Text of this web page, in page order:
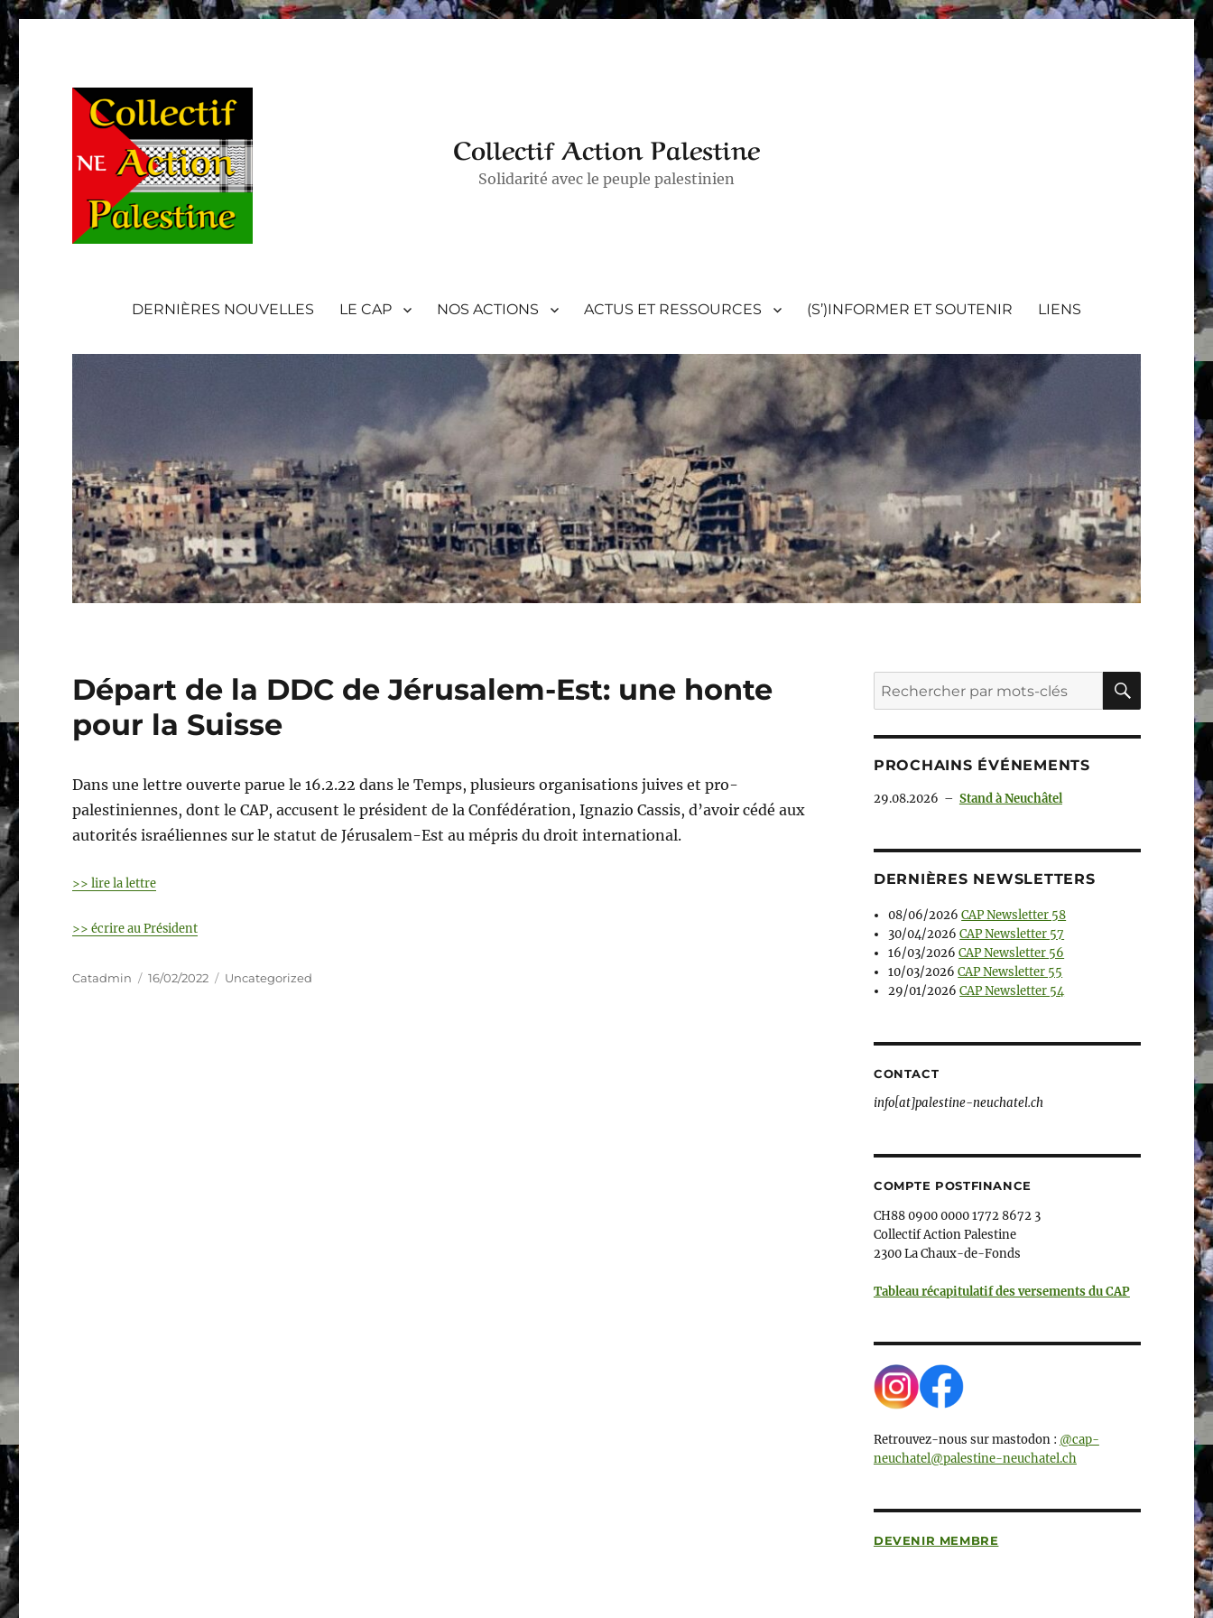
Collectif Action Palestine
Solidarité avec le peuple palestinien
DERNIÈRES NOUVELLES LE CAP NOS ACTIONS ACTUS ET RESSOURCES (S’)INFORMER ET SOUTENIR LIENS
Départ de la DDC de Jérusalem-Est: une honte
pour la Suisse
Dans une lettre ouverte parue le 16.2.22 dans le Temps, plusieurs organisations juives et pro-
palestiniennes, dont le CAP, accusent le président de la Confédération, Ignazio Cassis, d’avoir cédé aux
autorités israéliennes sur le statut de Jérusalem-Est au mépris du droit international.
>> lire la lettre
>> écrire au Président
Auteur
Catadmin
Publié
16/02/2022 Catégories
Uncategorized
Recherche
pour :
PROCHAINS ÉVÉNEMENTS
29.08.2026 – Stand à Neuchâtel
DERNIÈRES NEWSLETTERS
08/06/2026 CAP Newsletter 58
30/04/2026 CAP Newsletter 57
16/03/2026 CAP Newsletter 56
10/03/2026 CAP Newsletter 55
29/01/2026 CAP Newsletter 54
CONTACT
info[at]palestine-neuchatel.ch
COMPTE POSTFINANCE
CH88 0900 0000 1772 8672 3
Collectif Action Palestine
2300 La Chaux-de-Fonds
Tableau récapitulatif des versements du CAP
Retrouvez-nous sur mastodon : @cap-
neuchatel@palestine-neuchatel.ch
DEVENIR MEMBRE